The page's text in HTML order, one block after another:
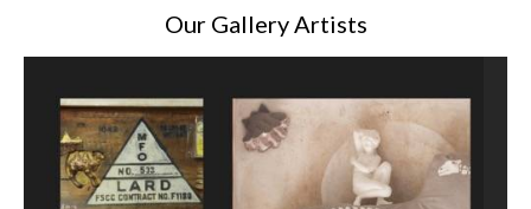
Our Gallery Artists